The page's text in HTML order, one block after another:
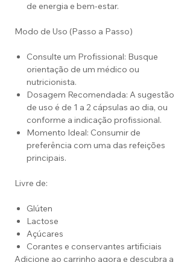
de energia e bem-estar.
Modo de Uso (Passo a Passo)
Consulte um Profissional: Busque
orientação de um médico ou
nutricionista.
Dosagem Recomendada: A sugestão
de uso é de 1 a 2 cápsulas ao dia, ou
conforme a indicação profissional.
Momento Ideal: Consumir de
preferência com uma das refeições
principais.
Livre de:
Glúten
Lactose
Açúcares
Corantes e conservantes artificiais
Adicione ao carrinho agora e descubra a